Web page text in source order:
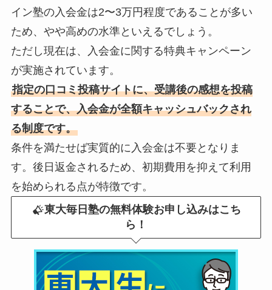
イン塾の入会金は2〜3万円程度であることが多い
ため、やや高めの水準といえるでしょう。
ただし現在は、入会金に関する特典キャンペーン
が実施されています。
指定の口コミ投稿サイトに、受講後の感想を投稿
することで、入会金が全額キャッシュバックされ
る制度です。
条件を満たせば実質的に入会金は不要となりま
す。後日返金されるため、初期費用を抑えて利用
を始められる点が特徴です。
東大毎日塾の無料体験お申し込みはこち
ら！